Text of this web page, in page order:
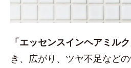
「エッセンスインヘアミルク
き、広がり、ツヤ不足など